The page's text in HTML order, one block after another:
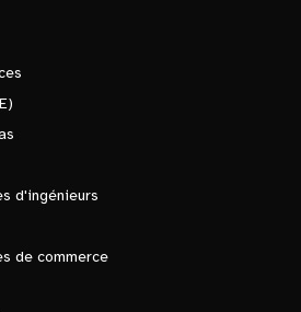
d'ingénieurs
de commerce